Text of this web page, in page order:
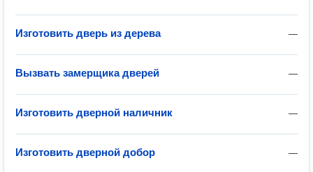
—
Изготовить дверь из дерева
—
Вызвать замерщика дверей
—
Изготовить дверной наличник
—
Изготовить дверной добор